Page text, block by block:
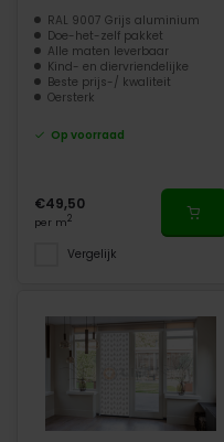
RAL 9007 Grijs aluminium
Doe-het-zelf pakket
Alle maten leverbaar
Kind- en diervriendelijke
Beste prijs-/ kwaliteit
Oersterk
Op voorraad
€49,50
per m2
Vergelijk